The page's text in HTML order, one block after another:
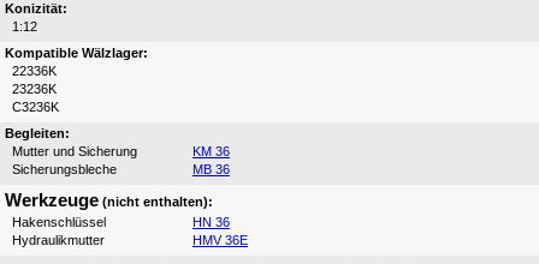
Konizität:
1:12
Kompatible Wälzlager:
22336K
23236K
C3236K
Begleiten:
Mutter und Sicherung
KM 36
Sicherungsbleche
MB 36
Werkzeuge (nicht enthalten):
Hakenschlüssel
HN 36
Hydraulikmutter
HMV 36E